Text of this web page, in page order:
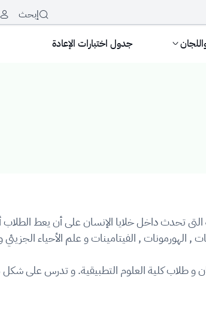
إبحث
جدول اختبارات الإعادة
التي تحدث داخل خلايا الإنسان على أن يعط
, الفيتامينات و علم الأحياء الجزيئي
و طلاب كلية العلوم التطبيقية. و تدرس على